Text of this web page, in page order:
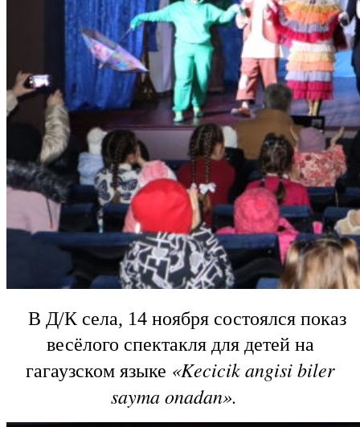
В Д/К села, 14 ноября состоялся показ
весёлого спектаклядля детей на
гагаузском языке «Kecicik angisi biler
sayma onadan».